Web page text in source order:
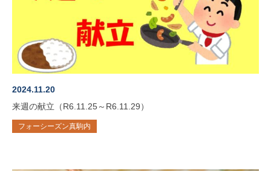
2024.11.20
来週の献立（R6.11.25～R6.11.29）
フォーシーズン真駒内